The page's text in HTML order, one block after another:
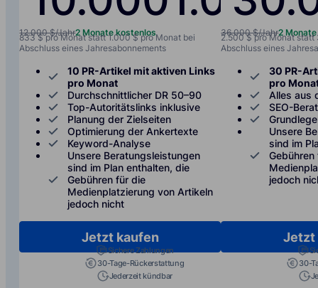
/
12.000 $/Jahr2 Monate kostenlos
833 $ pro Monat statt 1.000 $ pro Monat bei
Abschluss eines Jahresabonnements
10 PR-Artikel mit aktiven Links
pro Monat
Durchschnittlicher DR 50–90
Top-Autoritätslinks inklusive
Planung der Zielseiten
Optimierung der Ankertexte
Keyword-Analyse
Unsere Beratungsleistungen
sind im Plan enthalten, die
Gebühren für die
Medienplatzierung von Artikeln
jedoch nicht
Jetzt kaufen
Sichere Zahlungen
30-Tage-Rückerstattung
Jederzeit kündbar
36.000 $/Jahr2
2.500 $ pro Monat
Abschluss eines
30 PR-
pro
Alles aus
SEO-
Unsere
sind im
jedoch
Jetzt
30-